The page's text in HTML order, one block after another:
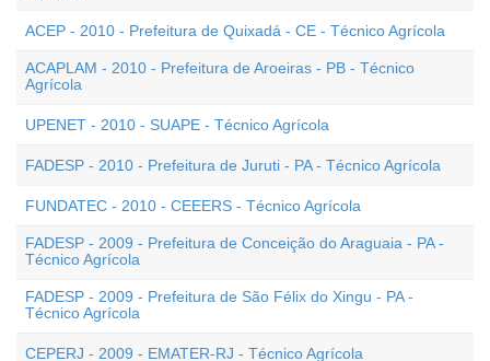
ACEP - 2010 - Prefeitura de Quixadá - CE - Técnico Agrícola
ACAPLAM - 2010 - Prefeitura de Aroeiras - PB - Técnico
Agrícola
UPENET - 2010 - SUAPE - Técnico Agrícola
FADESP - 2010 - Prefeitura de Juruti - PA - Técnico Agrícola
FUNDATEC - 2010 - CEEERS - Técnico Agrícola
FADESP - 2009 - Prefeitura de Conceição do Araguaia - PA -
Técnico Agrícola
FADESP - 2009 - Prefeitura de São Félix do Xingu - PA -
Técnico Agrícola
CEPERJ - 2009 - EMATER-RJ - Técnico Agrícola